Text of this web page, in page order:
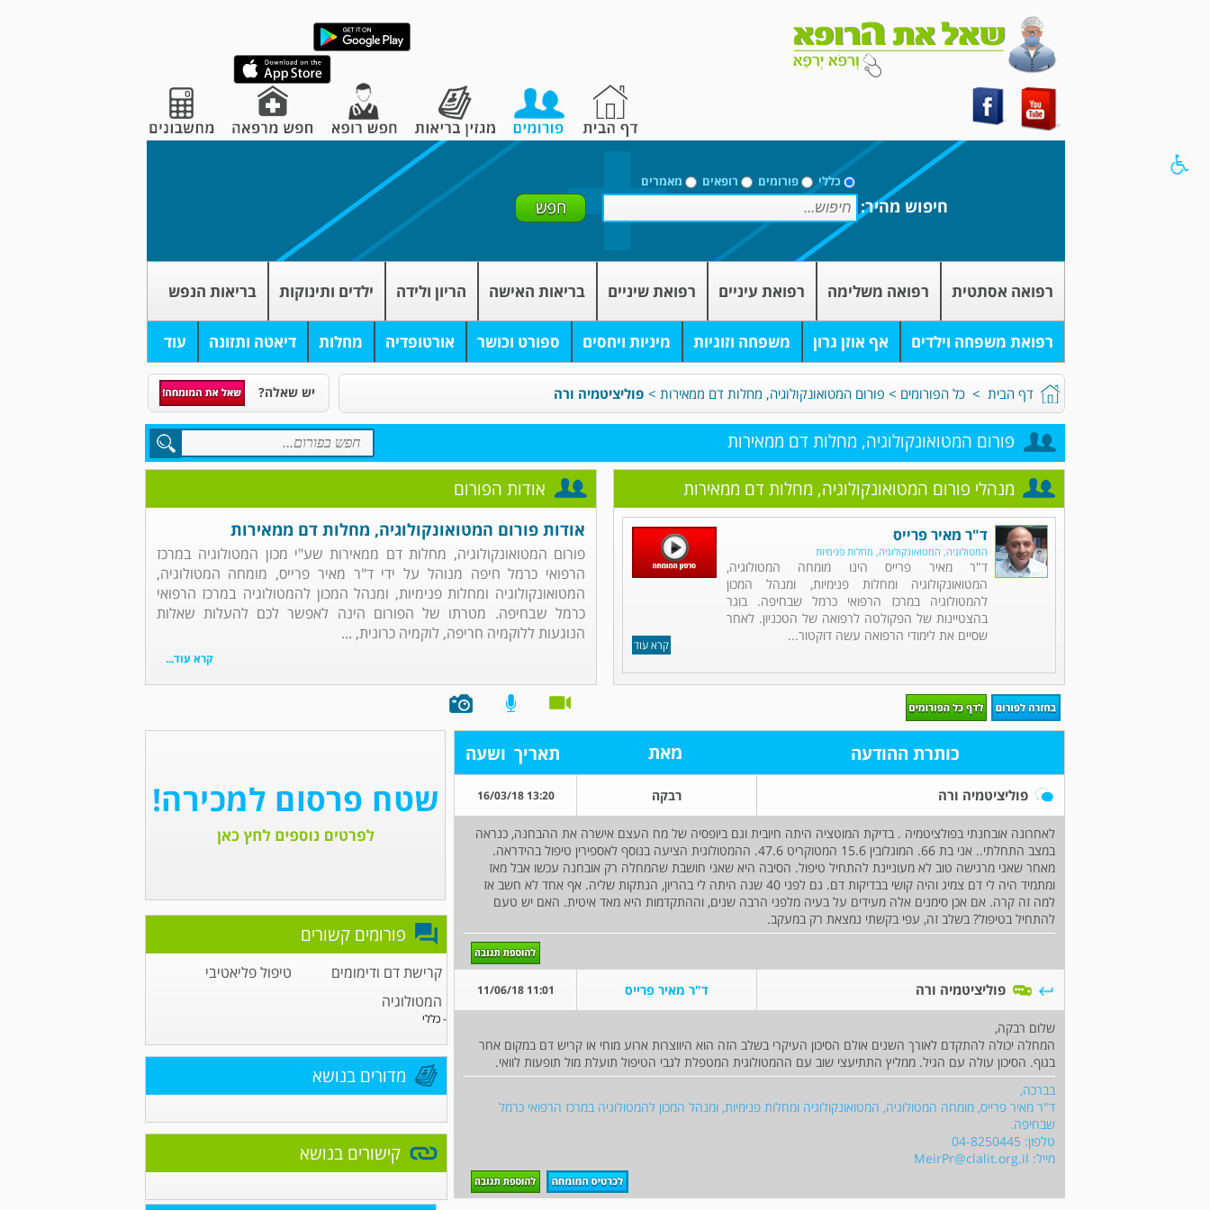
כללי פורומים רופאים מאמרים
חיפוש מהיר:
רפואה אסתטית רפואה משלימה רפואת עיניים רפואת שיניים בריאות האישה הריון ולידה ילדים ותינוקות בריאות הנפש
רפואת משפחה וילדים אף אוזן גרון משפחה וזוגיות מיניות ויחסים ספורט וכושר אורטופדיה מחלות דיאטה ותזונה עוד
דף הבית > כל הפורומים > פורום המטואונקולוגיה, מחלות דם ממאירות > פוליציטמיה ורה יש שאלה?
פורום המטואונקולוגיה, מחלות דם ממאירות
אודות הפורום
אודות פורום המטואונקולוגיה, מחלות דם ממאירות
פורום המטואונקולוגיה, מחלות דם ממאירות שע"י מכון המטולוגיה במרכז
הרפואי כרמל חיפה מנוהל על ידי ד"ר מאיר פרייס, מומחה המטולוגיה,
המטואונקולוגיה ומחלות פנימיות, ומנהל המכון להמטולוגיה במרכז הרפואי
כרמל שבחיפה. מטרתו של הפורום הינה לאפשר לכם להעלות שאלות
הנוגעות ללוקמיה חריפה, לוקמיה כרונית, ...
קרא עוד...
מנהלי פורום המטואונקולוגיה, מחלות דם ממאירות
קרא עוד
ד"ר מאיר פרייס
המטולוגיה, המטואונקולוגיה, מחלות פנימיות
ד"ר מאיר פרייס הינו מומחה המטולוגיה,
המטואונקולוגיה ומחלות פנימיות, ומנהל המכון
להמטולוגיה במרכז הרפואי כרמל שבחיפה. בוגר
בהצטיינות של הפקולטה לרפואה של הטכניון. לאחר
שסיים את לימודי הרפואה עשה דוקטור...
כותרת ההודעה מאת תאריך ושעה
פוליציטמיה ורה רבקה 13:20 16/03/18
לאחרונה אובחנתי בפולציטמיה . בדיקת המוטציה היתה חיובית וגם ביופסיה של מח העצם אישרה את ההבחנה, כנראה
במצב התחלתי.. אני בת 66. המוגלובין 15.6 המטוקריט 47.6. ההמטולוגית הציעה בנוסף לאספירין טיפול בהידראה.
מאחר שאני מרגישה טוב לא מעוניינת להתחיל טיפול. הסיבה היא שאני חושבת שהמחלה רק אובחנה עכשו אבל מאז
ומתמיד היה לי דם צמיג והיה קושי בבדיקות דם. גם לפני 40 שנה היתה לי בהריון, הנתקות שליה. אף אחד לא חשב אז
למה זה קרה. אם אכן סימנים אלה מעידים על בעיה מלפני הרבה שנים, וההתקדמות היא מאד איטית. האם יש טעם
להתחיל בטיפול? בשלב זה, עפי בקשתי נמצאת רק במעקב.
פוליציטמיה ורה ד"ר מאיר פרייס 11:01 11/06/18
שלום רבקה,
המחלה יכולה להתקדם לאורך השנים אולם הסיכון העיקרי בשלב הזה הוא היווצרות ארוע מוחי או קריש דם במקום אחר
בגוף. הסיכון עולה עם הגיל. ממליץ התתיעצי שוב עם ההמטולוגית המטפלת לגבי הטיפול תועלת מול תופעות לוואי.
בברכה,
ד"ר מאיר פרייס, מומחה המטולוגיה, המטואונקולוגיה ומחלות פנימיות, ומנהל המכון להמטולוגיה במרכז הרפואי כרמל
שבחיפה.
טלפון: 04-8250445
מייל: MeirPr@clalit.org.il
פורומים קשורים
קרישת דם ודימומים
טיפול פליאטיבי
המטולוגיה
- כללי
מדורים בנושא
קישורים בנושא